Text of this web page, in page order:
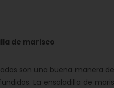
de marisco
son una buena manera
La ensaladilla de